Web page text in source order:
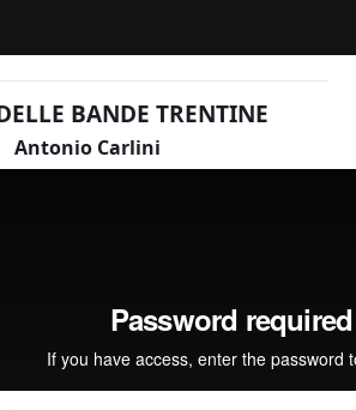
BANDE TRENTINE
Antonio Carlini